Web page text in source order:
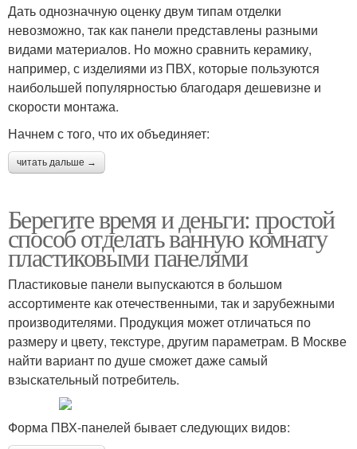
Дать однозначную оценку двум типам отделки
невозможно, так как панели представлены разными
видами материалов. Но можно сравнить керамику,
например, с изделиями из ПВХ, которые пользуются
наибольшей популярностью благодаря дешевизне и
скорости монтажа.
Начнем с того, что их объединяет:
читать дальше →
Берегите время и деньги: простой
способ отделать ванную комнату
пластиковыми панелями
Пластиковые панели выпускаются в большом
ассортименте как отечественными, так и зарубежными
производителями. Продукция может отличаться по
размеру и цвету, текстуре, другим параметрам. В Москве
найти вариант по душе сможет даже самый
взыскательный потребитель.
Форма ПВХ-панелей бывает следующих видов: